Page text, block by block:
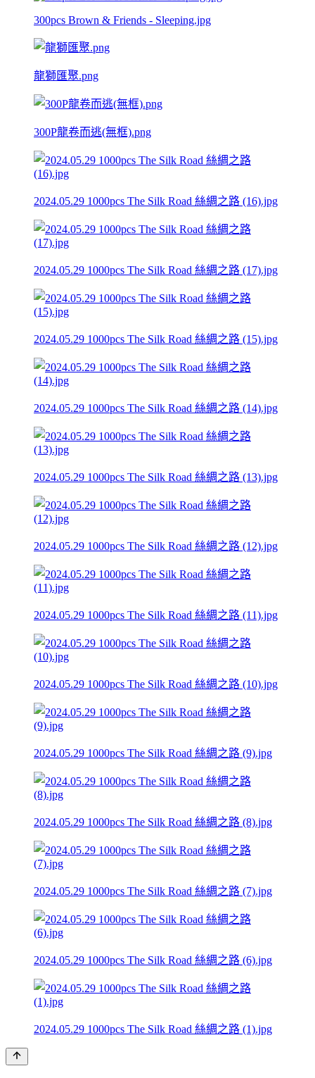
300pcs Brown & Friends - Sleeping.jpg
龍獅匯聚.png
300P龍卷而逃(無框).png
2024.05.29 1000pcs The Silk Road 絲綢之路 (16).jpg
2024.05.29 1000pcs The Silk Road 絲綢之路 (17).jpg
2024.05.29 1000pcs The Silk Road 絲綢之路 (15).jpg
2024.05.29 1000pcs The Silk Road 絲綢之路 (14).jpg
2024.05.29 1000pcs The Silk Road 絲綢之路 (13).jpg
2024.05.29 1000pcs The Silk Road 絲綢之路 (12).jpg
2024.05.29 1000pcs The Silk Road 絲綢之路 (11).jpg
2024.05.29 1000pcs The Silk Road 絲綢之路 (10).jpg
2024.05.29 1000pcs The Silk Road 絲綢之路 (9).jpg
2024.05.29 1000pcs The Silk Road 絲綢之路 (8).jpg
2024.05.29 1000pcs The Silk Road 絲綢之路 (7).jpg
2024.05.29 1000pcs The Silk Road 絲綢之路 (6).jpg
2024.05.29 1000pcs The Silk Road 絲綢之路 (1).jpg